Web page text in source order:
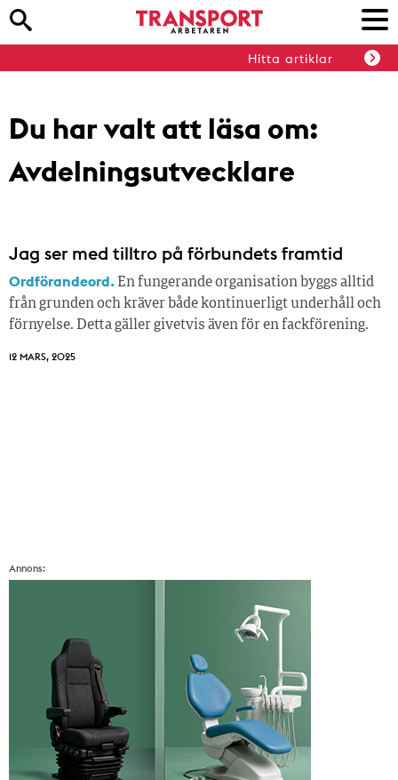
Hitta artiklar
Du har valt att läsa om:
Avdelningsutvecklare
Jag ser med tilltro på förbundets framtid
Ordförandeord. En fungerande organisation byggs alltid
från grunden och kräver både kontinuerligt underhåll och
förnyelse. Detta gäller givetvis även för en fackförening.
12 MARS, 2025
Annons: